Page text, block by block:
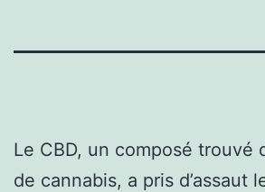
Le CBD, un composé trouvé
de cannabis, a pris d’assaut